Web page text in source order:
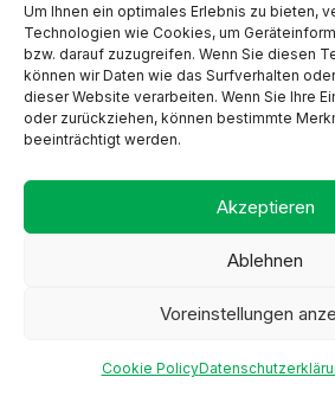
Um Ihnen ein optimales Erlebnis zu bieten,
Technologien wie Cookies, um
bzw. darauf zuzugreifen. Wenn Sie diesen
können wir Daten wie das Surfverhalten
dieser Website verarbeiten. Wenn Sie Ihre
oder zurückziehen, können bestimmte
beeinträchtigt werden.
Akzeptieren
Ablehnen
Voreinstellungen
Cookie Policy
Datenschutzerklärung
Cookie Policy (EU)
Proudly made by
A part of the GemeindeApp